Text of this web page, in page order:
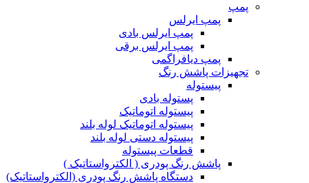
پمپ
پمپ ایرلس
پمپ ایرلس بادی
پمپ ایرلس برقی
پمپ دیافراگمی
تجهیزات پاشش رنگ
پیستوله
پستوله بادی
پیستوله اتوماتیک
پیستوله اتوماتیک لوله بلند
پیستوله دستی لوله بلند
قطعات پیستوله
پاشش رنگ پودری ( الکترواستاتیک )
دستگاه پاشش رنگ پودری (الکترواستاتیک)